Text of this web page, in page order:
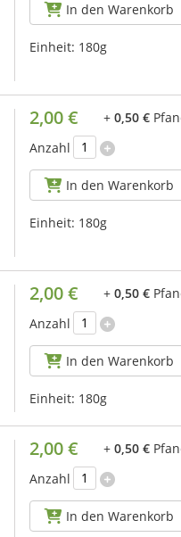
In den Warenkorb
Einheit: 180g
2,00 € + 0,50 €
Anzahl
In den Warenkorb
Einheit: 180g
2,00 € + 0,50 €
Anzahl
In den Warenkorb
Einheit: 180g
2,00 € + 0,50 €
Anzahl
In den Warenkorb